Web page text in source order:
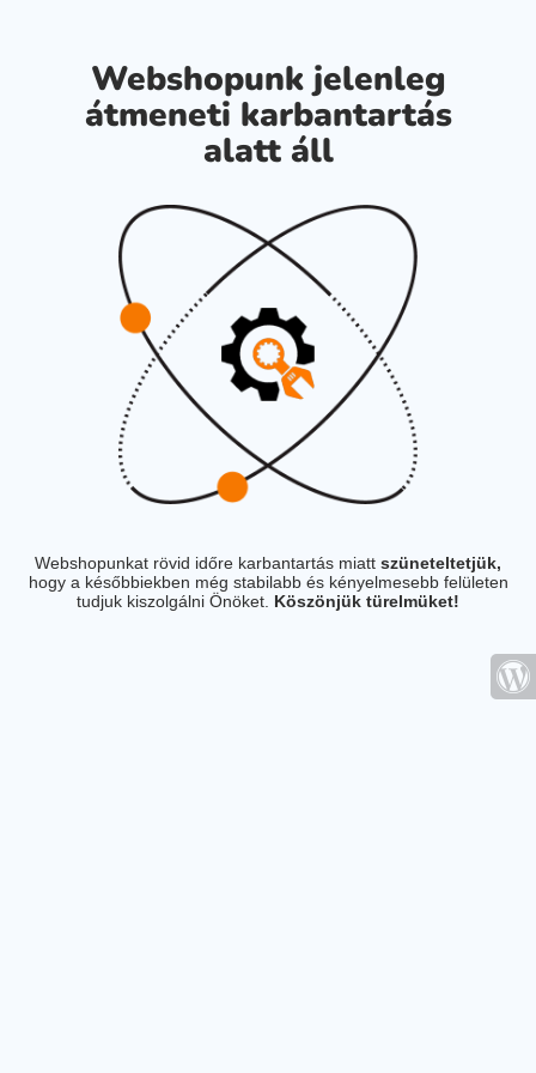
Webshopunk jelenleg
átmeneti karbantartás
alatt áll
Webshopunkat rövid időre karbantartás miatt szüneteltetjük,
hogy a későbbiekben még stabilabb és kényelmesebb felületen
tudjuk kiszolgálni Önöket. Köszönjük türelmüket!